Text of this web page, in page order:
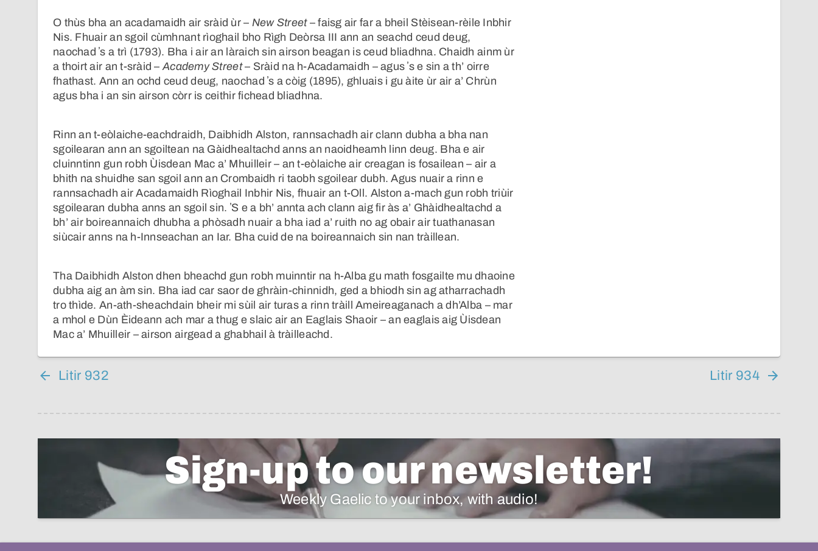
O thùs bha an acadamaidh air sràid ùr – New Street– faisg air far a bheil Stèisean-rèile Inbhir
Nis. Fhuair an sgoil cùmhnant rìoghail bho Rìgh Deòrsa III ann an seachd ceud deug,
naochad ʼs a trì (1793). Bha i air an làraich sin airson beagan is ceud bliadhna. Chaidh ainm ùr
a thoirt air an t-sràid –Academy Street– Sràid na h-Acadamaidh – agus ʼs e sin a th’ oirre
fhathast. Ann an ochd ceud deug, naochad ʼs a còig (1895), ghluais i gu àite ùr air a’ Chrùn
agus bha i an sin airson còrr is ceithir fichead bliadhna.
Rinn an t-eòlaiche-eachdraidh, Daibhidh Alston, rannsachadh air clann dubha a bha nan
sgoilearan ann an sgoiltean na Gàidhealtachd anns an naoidheamh linn deug. Bha e air
cluinntinn gun robh Ùisdean Mac a’ Mhuilleir – an t-eòlaiche air creagan is fosailean – air a
bhith na shuidhe san sgoil ann an Crombaidh ri taobh sgoilear dubh. Agus nuair a rinn e
rannsachadh air Acadamaidh Rìoghail Inbhir Nis, fhuair an t-Oll. Alston a-mach gun robh triùir
sgoilearan dubha anns an sgoil sin. ʼS e a bh’ annta ach clann aig fir às a’ Ghàidhealtachd a
bh’ air boireannaich dhubha a phòsadh nuair a bha iad a’ ruith no ag obair air tuathanasan
siùcair anns na h-Innseachan an Iar. Bha cuid de na boireannaich sin nan tràillean.
Tha Daibhidh Alston dhen bheachd gun robh muinntir na h-Alba gu math fosgailte mu dhaoine
dubha aig an àm sin. Bha iad car saor de ghràin-chinnidh, ged a bhiodh sin ag atharrachadh
tro thìde. An-ath-sheachdain bheir mi sùil air turas a rinn tràill Ameireaganach a dh’Alba – mar
a mhol e Dùn Èideann ach mar a thug e slaic air an Eaglais Shaoir – an eaglais aig Ùisdean
Mac a’ Mhuilleir – airson airgead a ghabhail à tràilleachd.
Litir 932 Litir 934
Sign-up to our newsletter!
Weekly Gaelic to your inbox, with audio!